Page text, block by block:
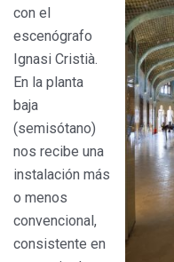
con el
escenógrafo
Ignasi Cristià.
En la planta
baja
(semisótano)
nos recibe una
instalación más
o menos
convencional,
consistente en